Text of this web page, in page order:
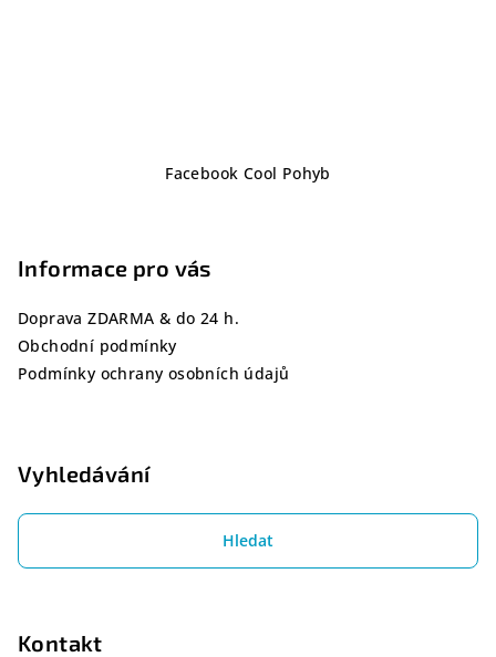
Facebook Cool Pohyb
Informace pro vás
Doprava ZDARMA & do 24 h.
Obchodní podmínky
Podmínky ochrany osobních údajů
Vyhledávání
Hledat
Kontakt